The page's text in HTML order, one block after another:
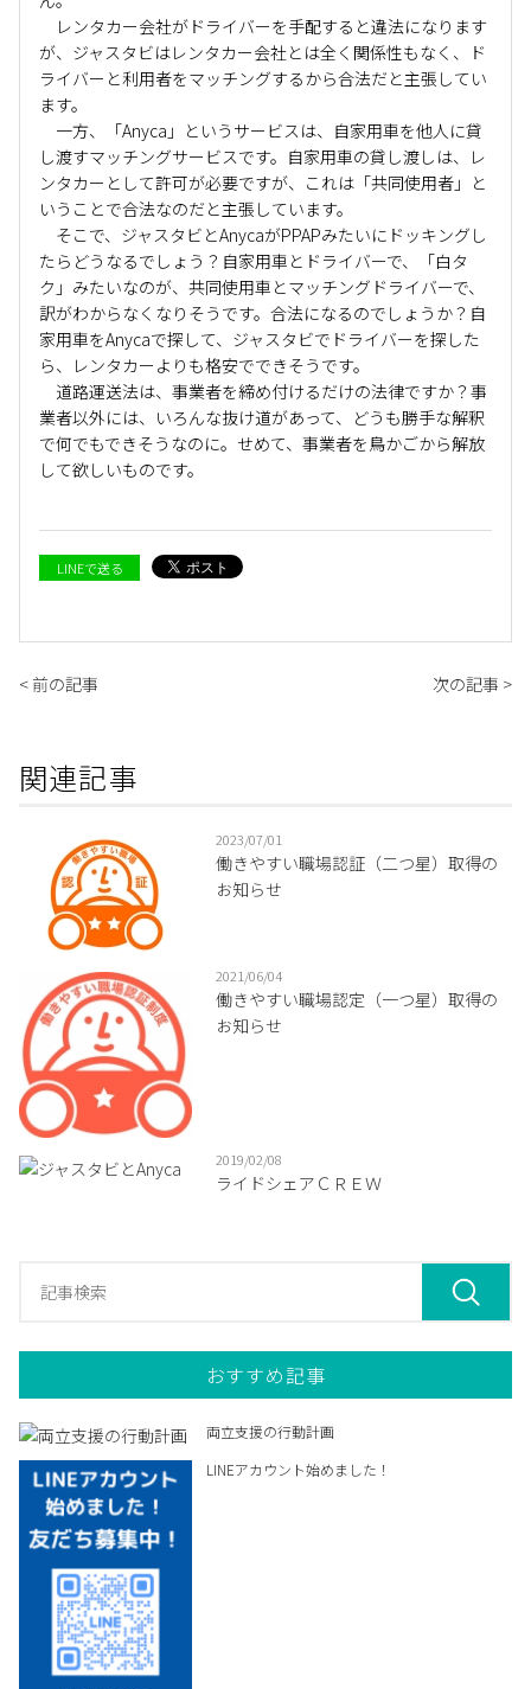
レンタカー会社がドライバーを手配すると違法になります
が、ジャスタビはレンタカー会社とは全く関係性もなく、ド
ライバーと利用者をマッチングするから合法だと主張してい
ます。
一方、「Anyca」というサービスは、自家用車を他人に貸
し渡すマッチングサービスです。自家用車の貸し渡しは、レ
ンタカーとして許可が必要ですが、これは「共同使用者」と
いうことで合法なのだと主張しています。
そこで、ジャスタビとAnycaがPPAPみたいにドッキングし
たらどうなるでしょう？自家用車とドライバーで、「白タ
ク」みたいなのが、共同使用車とマッチングドライバーで、
訳がわからなくなりそうです。合法になるのでしょうか？自
家用車をAnycaで探して、ジャスタビでドライバーを探した
ら、レンタカーよりも格安でできそうです。
道路運送法は、事業者を締め付けるだけの法律ですか？事
業者以外には、いろんな抜け道があって、どうも勝手な解釈
で何でもできそうなのに。せめて、事業者を鳥かごから解放
して欲しいものです。
LINEで送る
< 前の記事 次の記事 >
関連記事
2023/07/01
働きやすい職場認証（二つ星）取得の
お知らせ
2021/06/04
働きやすい職場認定（一つ星）取得の
お知らせ
2019/02/08
ライドシェアＣＲＥＷ
おすすめ記事
両立支援の行動計画
LINEアカウント始めました！